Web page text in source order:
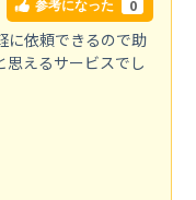
参考になった 0
に依頼できるので助
えるサービスでし